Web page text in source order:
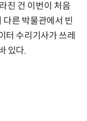
진 건 이번이 처음
른 박물관에서 빈
터 수리기사가 쓰레
있다.